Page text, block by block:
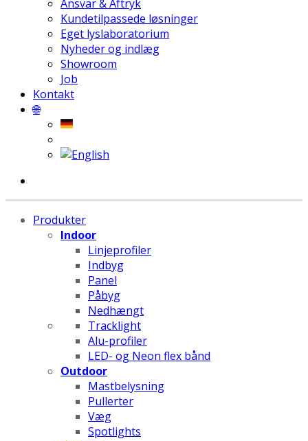
Ansvar & Aftryk
Kundetilpassede løsninger
Eget lyslaboratorium
Nyheder og indlæg
Showroom
Job
Kontakt
🌐
Produkter
Indoor
Linjeprofiler
Indbyg
Panel
Påbyg
Nedhængt
Tracklight
Alu-profiler
LED- og Neon flex bånd
Outdoor
Mastbelysning
Pullerter
Væg
Spotlights